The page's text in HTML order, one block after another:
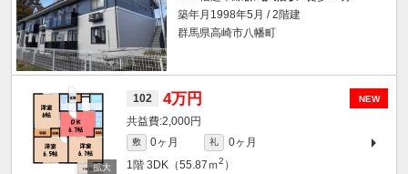
築年月1998年5月 / 2階建
群馬県高崎市八幡町
NEW
102 4万円
2,000円
敷 0ヶ月 礼
0ヶ月
1階 3DK（55.87ｍ2 ）